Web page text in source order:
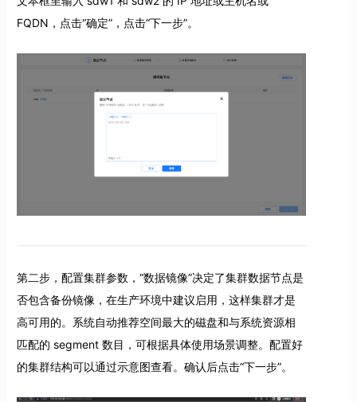
FQDN，点击“确定”，点击“下一步”。
第二步，配置集群参数，“数据镜像”决定了集群数据节点是
否包含备份镜像，在生产环境中建议启用，这样集群才是
高可用的。系统自动推荐空间最大的磁盘和与系统资源相
匹配的 segment 数目，可根据具体使用场景调整。配置好
的集群结构可以通过示意图查看。确认后点击“下一步”。